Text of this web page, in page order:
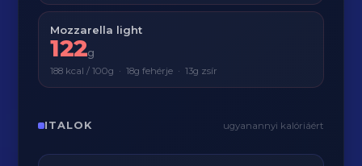
Mozzarella light
122g
188 kcal / 100g · 18g fehérje · 13g zsír
ITALOK ugyanannyi kalóriáért